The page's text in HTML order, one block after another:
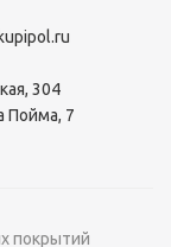
304
Пойма, 7
покрытий